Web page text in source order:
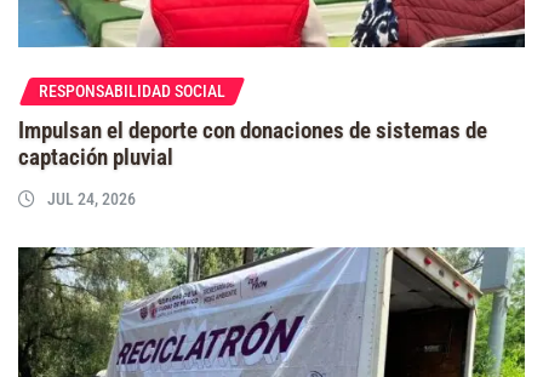
RESPONSABILIDAD SOCIAL
Impulsan el deporte con donaciones de sistemas de
captación pluvial
JUL 24, 2026